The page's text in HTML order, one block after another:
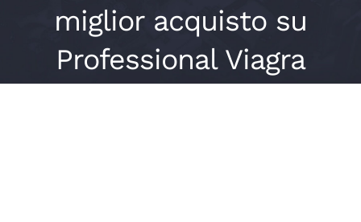
miglior acquisto su
Professional Viagra